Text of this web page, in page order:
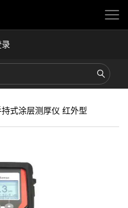
录
式涂层测厚仪 红外型